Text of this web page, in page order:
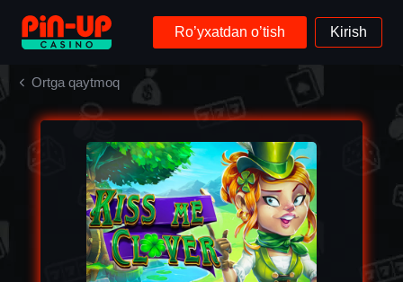
Ro’yxatdan o’tish Kirish
Ortga qaytmoq